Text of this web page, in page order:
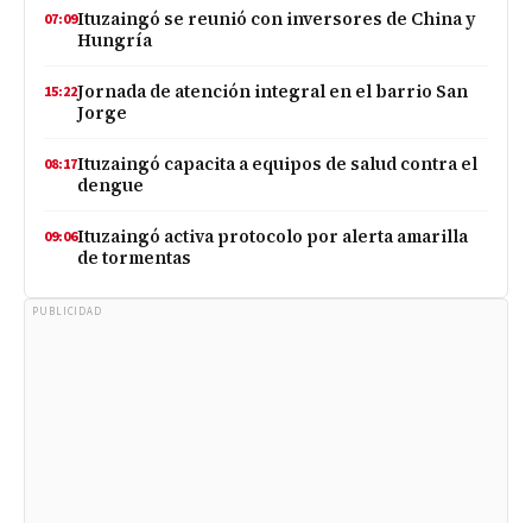
07:09Ituzaingó se reunió con inversores de China y
Hungría
15:22Jornada de atención integral en el barrio San
Jorge
08:17Ituzaingó capacita a equipos de salud contra el
dengue
09:06Ituzaingó activa protocolo por alerta amarilla
de tormentas
PUBLICIDAD